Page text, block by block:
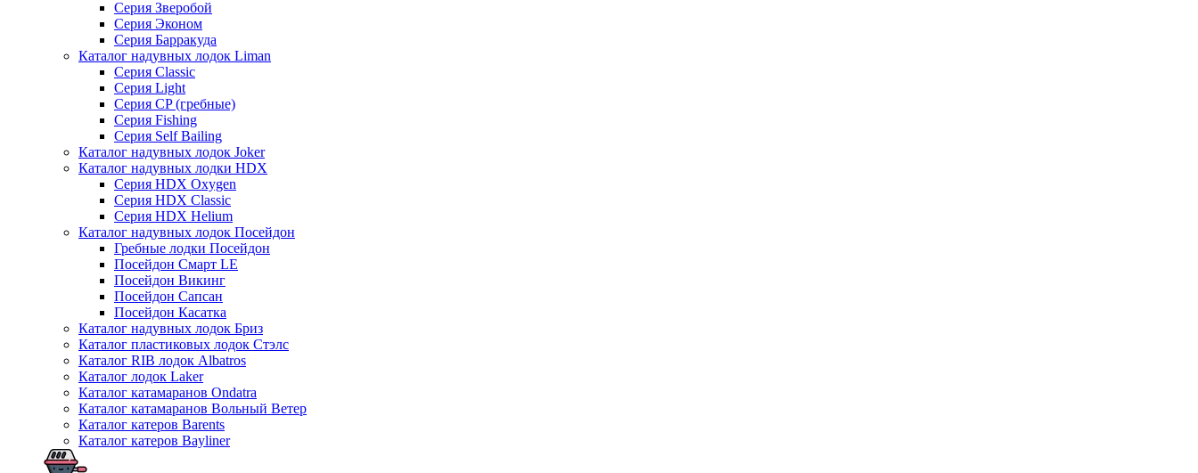
Серия Зверобой
Серия Эконом
Серия Барракуда
Каталог надувных лодок Liman
Серия Classic
Серия Light
Серия CP (гребные)
Серия Fishing
Серия Self Bailing
Каталог надувных лодок Joker
Каталог надувных лодки HDX
Серия HDX Oxygen
Серия HDX Classic
Серия HDX Helium
Каталог надувных лодок Посейдон
Гребные лодки Посейдон
Посейдон Смарт LE
Посейдон Викинг
Посейдон Сапсан
Посейдон Касатка
Каталог надувных лодок Бриз
Каталог пластиковых лодок Стэлс
Каталог RIB лодок Albatros
Каталог лодок Laker
Каталог катамаранов Ondatra
Каталог катамаранов Вольный Ветер
Каталог катеров Barents
Каталог катеров Bayliner